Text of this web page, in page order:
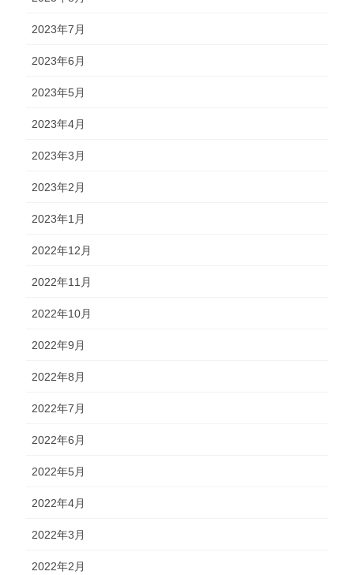
2023年7月
2023年6月
2023年5月
2023年4月
2023年3月
2023年2月
2023年1月
2022年12月
2022年11月
2022年10月
2022年9月
2022年8月
2022年7月
2022年6月
2022年5月
2022年4月
2022年3月
2022年2月